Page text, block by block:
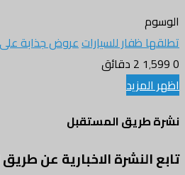
الوسوم
تطلقها ظفار للسياراتعروض جذابة
0
2 دقائق
اظهر المزيد
نشرة طريق المستقبل
تابع النشرة الاخبارية عن طريق